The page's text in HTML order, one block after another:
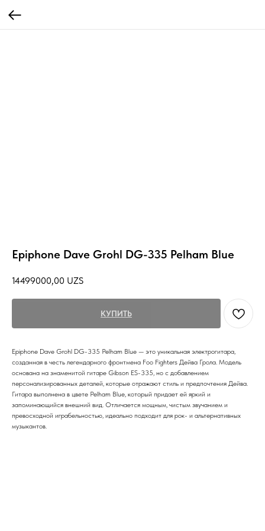
Epiphone Dave Grohl DG-335 Pelham Blue
14499000,00 UZS
КУПИТЬ
Epiphone Dave Grohl DG-335 Pelham Blue — это уникальная электрогитара,
созданная в честь легендарного фронтмена Foo Fighters Дейва Грола. Модель
основана на знаменитой гитаре Gibson ES-335, но с добавлением
персонализированных деталей, которые отражают стиль и предпочтения Дейва.
Гитара выполнена в цвете Pelham Blue, который придает ей яркий и
запоминающийся внешний вид. Отличается мощным, чистым звучанием и
превосходной играбельностью, идеально подходит для рок- и альтернативных
музыкантов.